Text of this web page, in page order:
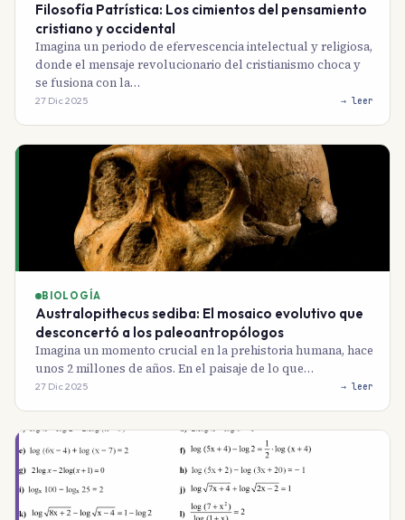
Filosofía Patrística: Los cimientos del pensamiento
cristiano y occidental
Imagina un periodo de efervescencia intelectual y religiosa,
donde el mensaje revolucionario del cristianismo choca y
se fusiona con la…
27 Dic 2025 → leer
BIOLOGÍA
Australopithecus sediba: El mosaico evolutivo que
desconcertó a los paleoantropólogos
Imagina un momento crucial en la prehistoria humana, hace
unos 2 millones de años. En el paisaje de lo que…
27 Dic 2025 → leer